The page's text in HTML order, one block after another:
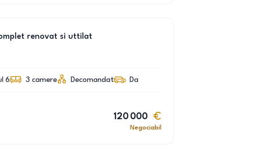
renovat si uttilat
6 3 camere Decomandat Da
120 000
Negociabil